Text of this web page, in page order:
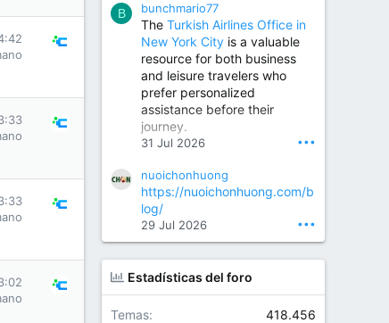
improved joint function,
helping patients return to an
active and comfortable
lifestyle.
Orthopedic Surgeon in Kondapur | Best Orthopedic Doctor in Kondapur | Dr. M. Ranganath Reddy
Consult Dr. M. Ranganath
Reddy, the best...
www.drranganathreddy.co
m
B bunchmario77
The Turkish Airlines Office in
New York City is a valuable
resource for both business
and leisure travelers who
prefer personalized
assistance before their
journey.
31 Jul 2026 •••
nuoichonhuong
https://nuoichonhuong.com/b
log/
29 Jul 2026 •••
Estadísticas del foro
Temas
418.456